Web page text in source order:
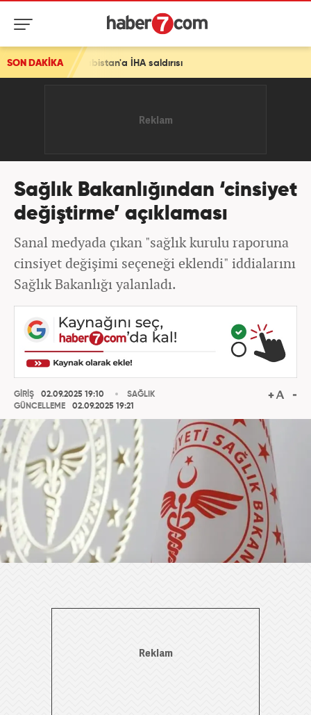
SON DAKİKA
Arabistan'a İHA saldırısı
Sağlık Bakanlığından ‘cinsiyet
değiştirme’ açıklaması
Sanal medyada çıkan "sağlık kurulu raporuna
cinsiyet değişimi seçeneği eklendi" iddialarını
Sağlık Bakanlığı yalanladı.
GİRİŞ
02.09.2025 19:10
GÜNCELLEME
02.09.2025 19:21
SAĞLIK